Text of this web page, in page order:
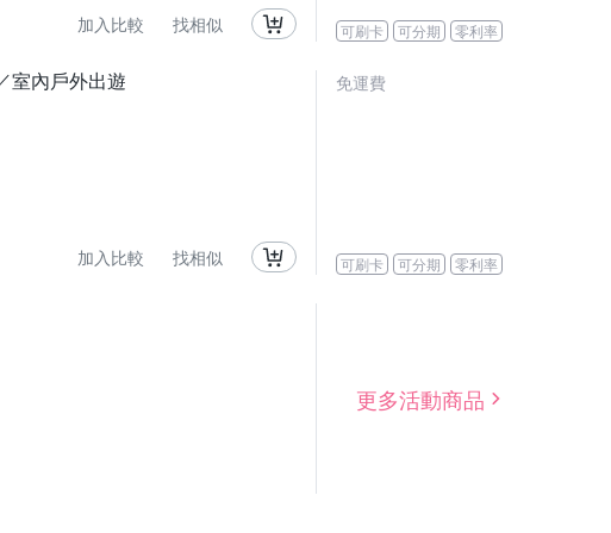
加入比較 找相似 可刷卡 可分期 零利率
室內戶外出遊
加入比較 找相似
免運費
可刷卡 可分期 零利率
更多活動商品